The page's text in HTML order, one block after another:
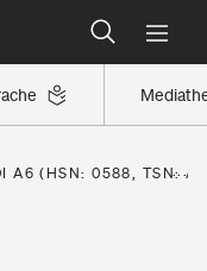
A6 (HSN: 0588, TSN: